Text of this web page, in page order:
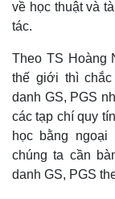
về học thuật và
tác.
Theo TS Hoàng
thế giới thì
danh GS, PGS
các tạp chí quy
học bằng
chúng ta cần
danh GS, PGS